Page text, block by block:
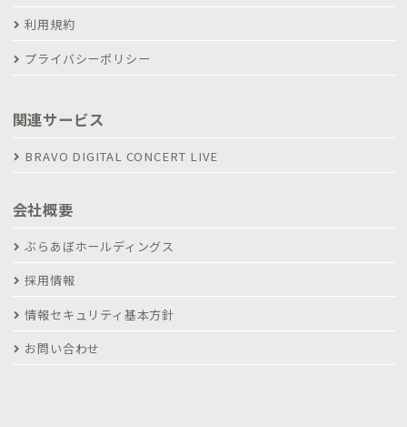
利用規約
プライバシーポリシー
関連サービス
BRAVO DIGITAL CONCERT LIVE
会社概要
ぶらあぼホールディングス
採用情報
情報セキュリティ基本方針
お問い合わせ